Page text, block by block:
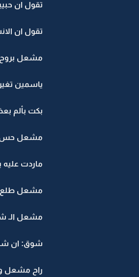
تقول ان
تقول ان
مشعل بروح
ياسمين
بكت بألم
مشعل حس
ماردت عليه
مشعل طلع
مشعل الـ
شوق: ان
راح مشعل